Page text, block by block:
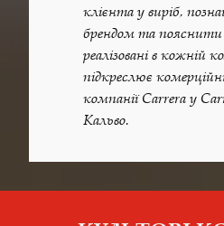
клієнта у виріб,
брендом та пояснити
реалізовані в кожній
підкреслює
компанії Carrera y
Кальво.